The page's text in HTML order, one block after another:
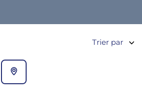
Trier par